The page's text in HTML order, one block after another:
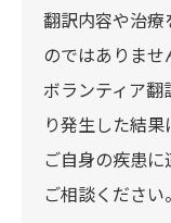
翻訳内容や治療
のではありませ
ボランティア
り発生した結
ご自身の疾患
ご相談ください。